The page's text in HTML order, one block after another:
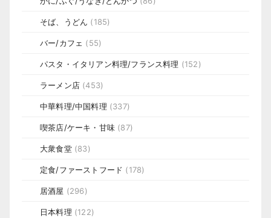
そば、うどん (185)
バー/カフェ (55)
パスタ・イタリアン料理/フランス料理 (152)
ラーメン店 (453)
中華料理/中国料理 (337)
喫茶店/ケーキ・甘味 (87)
大衆食堂(83)
定食/ファーストフード (178)
居酒屋 (296)
日本料理 (122)